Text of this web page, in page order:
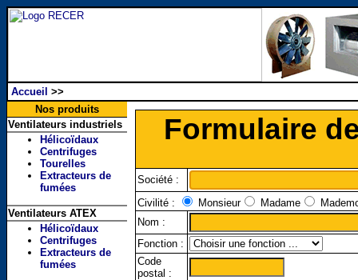
Accueil >>
Nos produits
Ventilateurs industriels
Hélicoïdaux
Centrifuges
Tourelles
Extracteurs de
fumées
Ventilateurs ATEX
Hélicoïdaux
Centrifuges
Extracteurs de
fumées
Formulaire
Société :
Civilité :
Monsieur Madame
Nom :
Fonction :
Code
postal :